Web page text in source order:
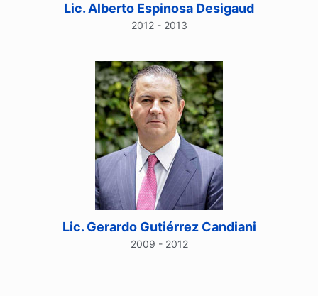
Lic. Alberto Espinosa Desigaud
2012 - 2013
Lic. Gerardo Gutiérrez Candiani
2009 - 2012